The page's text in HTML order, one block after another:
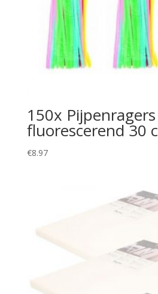
150x Pijpenragers
fluorescerend 30
€8.97